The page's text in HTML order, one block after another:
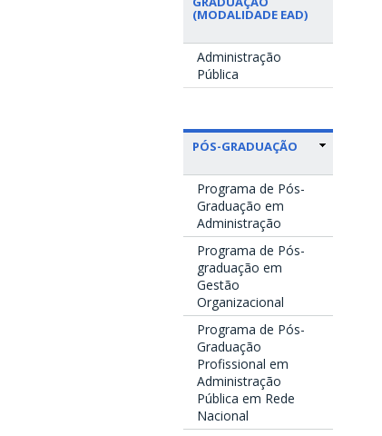
(MODALIDADE EAD)
Administração
Pública
PÓS-GRADUAÇÃO
Programa de Pós-
Graduação em
Administração
Programa de Pós-
graduação em
Gestão
Organizacional
Programa de Pós-
Graduação
Profissional em
Administração
Pública em Rede
Nacional